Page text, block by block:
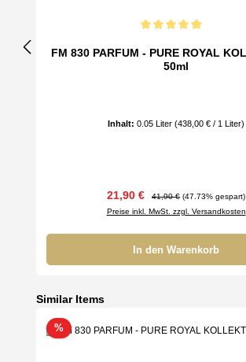
FM 830 PARFUM - PURE ROYAL
50ml
Inhalt: 0.05 Liter (438,00 € / 1 Liter)
Verkaufspreis:
21,90 € Regulärer Preis:
41,90 € (47.73% gespart)
Preise inkl. MwSt. zzgl. Versandkosten
In den Warenkorb
Produktgalerie überspringen
Similar Items
%Rabatt